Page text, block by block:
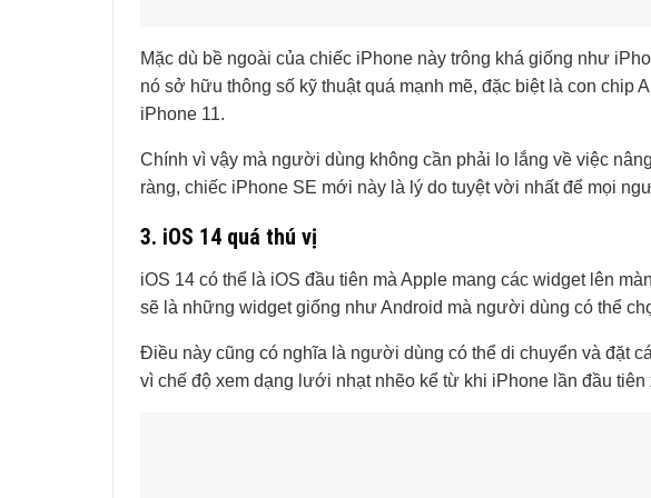
Mặc dù bề ngoài của chiếc iPhone này trông khá giống như
nó sở hữu thông số kỹ thuật quá mạnh mẽ, đặc biệt là con chip
iPhone 11.
Chính vì vậy mà người dùng không cần phải lo lắng về việc
ràng, chiếc iPhone SE mới này là lý do tuyệt vời nhất để mọi
3. iOS 14 quá thú vị
iOS 14 có thể là iOS đầu tiên mà Apple mang các widget lên
sẽ là những widget giống như Android mà người dùng có thể
Điều này cũng có nghĩa là người dùng có thể di chuyển và đặt
vì chế độ xem dạng lưới nhạt nhẽo kể từ khi iPhone lần đầu tiên